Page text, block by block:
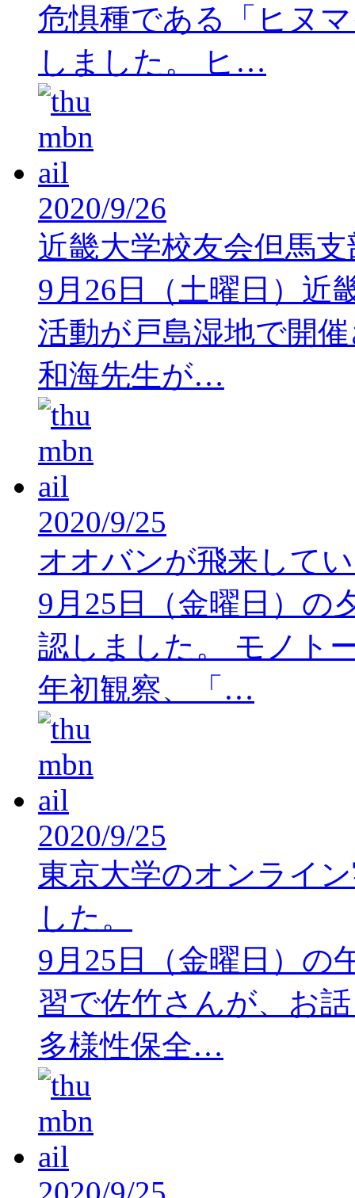
危惧種である「ヒヌ
しました。 ヒ…
2020/9/26
近畿大学校友会但馬
9月26日（土曜日）近
活動が戸島湿地で開
和海先生が…
2020/9/25
オオバンが飛来して
9月25日（金曜日）の
認しました。 モノト
年初観察、「…
2020/9/25
東京大学のオンライ
した。
9月25日（金曜日）の
習で佐竹さんが、お
多様性保全…